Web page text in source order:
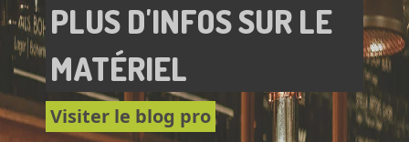
PLUS D'INFOS SUR LE
MATÉRIEL
Visiter le blog pro